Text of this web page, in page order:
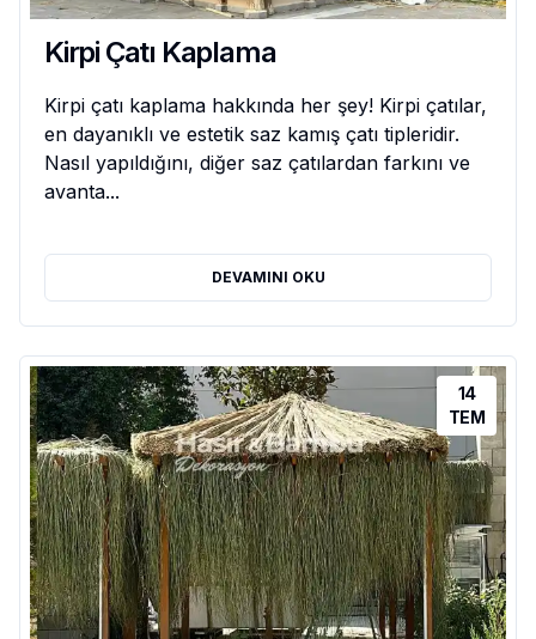
Kirpi Çatı Kaplama
Kirpi çatı kaplama hakkında her şey! Kirpi çatılar,
en dayanıklı ve estetik saz kamış çatı tipleridir.
Nasıl yapıldığını, diğer saz çatılardan farkını ve
avanta...
DEVAMINI OKU
14
TEM